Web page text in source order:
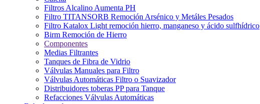
Filtros Alcalino Aumenta PH
Filtro TITANSORB Remoción Arsénico y Metáles Pesados
Filtro Katalox Light remoción hierro, manganeso y ácido sulfhídrico
Birm Remoción de Hierro
Componentes
Medias Filtrantes
Tanques de Fibra de Vidrio
Válvulas Manuales para Filtro
Válvulas Automáticas Filtro o Suavizador
Distribuidores toberas PP para Tanque
Refacciones Válvulas Automáticas